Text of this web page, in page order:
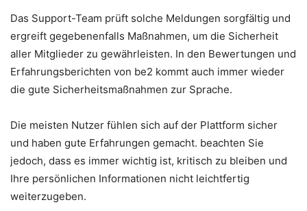
Das Support-Team prüft solche Meldungen sorgfältig und
ergreift gegebenenfalls Maßnahmen, um die Sicherheit
aller Mitglieder zu gewährleisten. In den Bewertungen und
Erfahrungsberichten von be2 kommt auch immer wieder
die gute Sicherheitsmaßnahmen zur Sprache.
Die meisten Nutzer fühlen sich auf der Plattform sicher
und haben gute Erfahrungen gemacht. beachten Sie
jedoch, dass es immer wichtig ist, kritisch zu bleiben und
Ihre persönlichen Informationen nicht leichtfertig
weiterzugeben.